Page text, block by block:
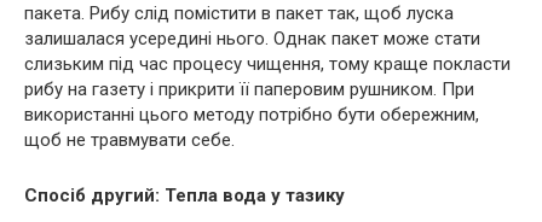
пакета. Рибу слід помістити в пакет так, щоб луска
залишалася усередині нього. Однак пакет може стати
слизьким під час процесу чищення, тому краще покласти
рибу на газету і прикрити її паперовим рушником. При
використанні цього методу потрібно бути обережним,
щоб не травмувати себе.
Спосіб другий: Тепла вода у тазику